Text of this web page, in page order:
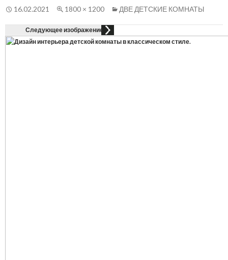
16.02.2021 1800 × 1200 ДВЕ ДЕТСКИЕ КОМНАТЫ
Следующее изображение